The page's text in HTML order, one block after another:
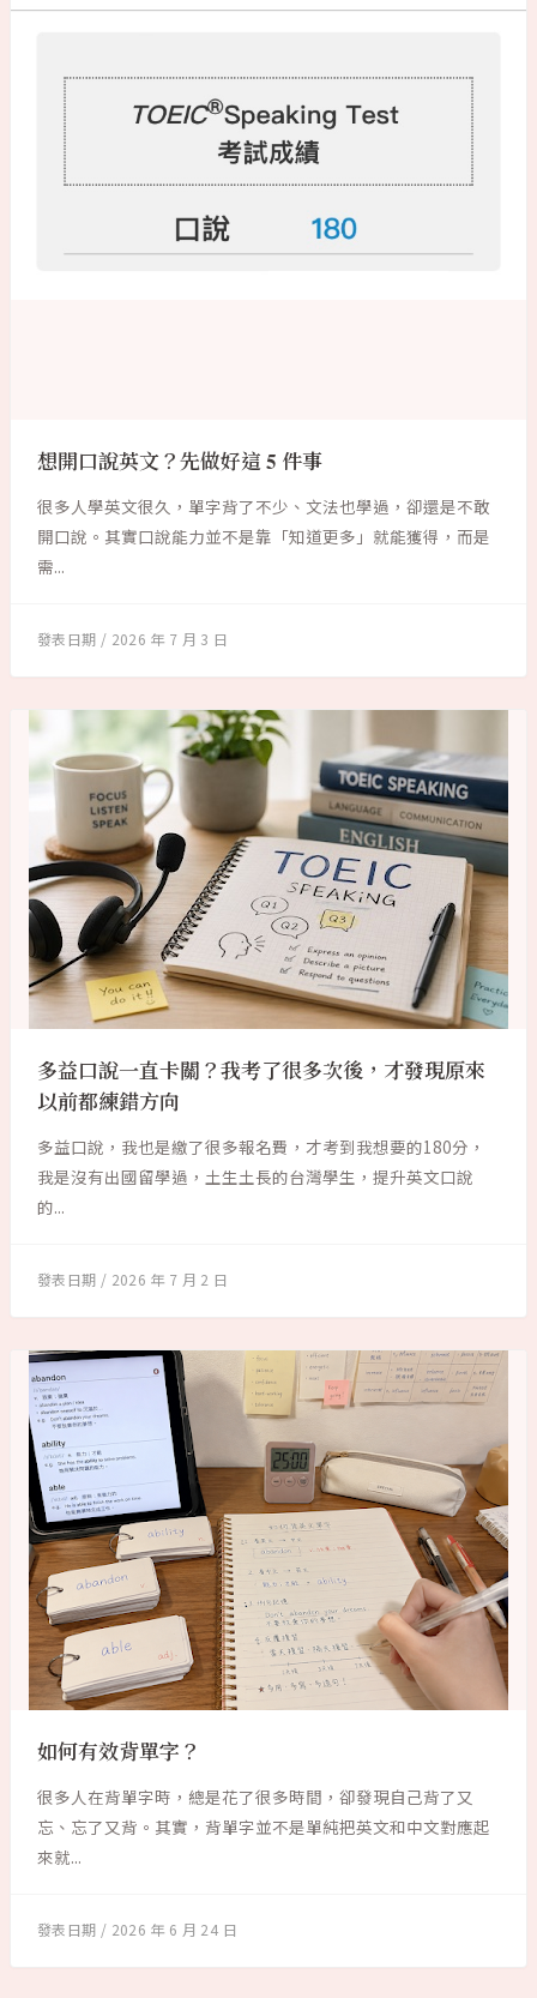
想開口說英文？先做好這 5 件事
很多人學英文很久，單字背了不少、文法也學過，卻還是不敢
開口說。其實口說能力並不是靠「知道更多」就能獲得，而是
需...
2026 年 7 月 3 日
多益口說一直卡關？我考了很多次後，才發現原來
以前都練錯方向
多益口說，我也是繳了很多報名費，才考到我想要的180分，
我是沒有出國留學過，土生土長的台灣學生，提升英文口說
的...
2026 年 7 月 2 日
如何有效背單字？
很多人在背單字時，總是花了很多時間，卻發現自己背了又
忘、忘了又背。其實，背單字並不是單純把英文和中文對應起
來就...
2026 年 6 月 24 日